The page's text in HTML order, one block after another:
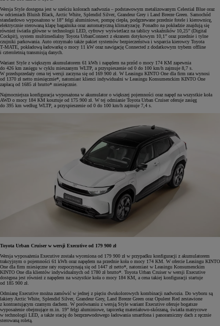
Wersja Style dostępna jest w sześciu kolorach nadwozia – podstawowym metalizowanym Celestial Blue oraz
w odcieniach Bluish Black, Arctic White, Splendid Silver, Grandeur Grey i Land Breeze Green. Samochód
standardowo wyposażono w 18” felgi aluminiowe, pompę ciepła, podgrzewane przednie fotele i kierownicę,
elektrycznie sterowaną klapę bagażnika oraz automatyczną klimatyzację. Ponadto na pokładzie znajdują się
również światła główne w technologii LED, cyfrowy wyświetlacz na tablicy wskaźników 10,25” (Digital
Cockpit), system multimedialny Toyota UrbanConnect z ekranem dotykowym 10,1” oraz przednie i tylne
czujniki parkowania. Auto otrzymało także pakiet systemów bezpieczeństwa i wsparcia kierowcy Toyota
T‑MATE, pokładową ładowarkę o mocy 11 kW oraz nawigację Connected z dodatkowym trybem offline
i czteroletnią transmisją danych.
Wariant Style z większym akumulatorem 61 kWh i napędem na przód o mocy 174 KM zapewnia
do 426 km zasięgu w cyklu mieszanym WLTP, a przyspieszenie od 0 do 100 km/h zajmuje 8,7 s.
W przedsprzedaży cena tej wersji zaczyna się od 169 900 zł. W Leasingu KINTO One dla firm rata wynosi
od 1370 zł netto miesięcznie*, natomiast klienci indywidualni w Leasingu Konsumenckim KINTO One
zapłacą od 1685 zł brutto* miesięcznie.
Najmocniejsza konfiguracja wyposażona w akumulator o większej pojemności oraz napęd na wszystkie koła
AWD o mocy 184 KM kosztuje od 175 900 zł. W tej odmianie Toyota Urban Cruiser oferuje zasięg
do 395 km według WLTP, a przyspieszenie od 0 do 100 km/h zajmuje 7,4 s.
Toyota Urban Cruiser w wersji Executive od 179 900 zł
Wersja wyposażenia Executive została wyceniona od 179 900 zł w przypadku konfiguracji z akumulatorem
trakcyjnym o pojemności 61 kWh oraz napędem na przednie koła o mocy 174 KM. W ofercie Leasingu KINTO
One dla firm miesięczne raty rozpoczynają się od 1447 zł netto*, natomiast w Leasingu Konsumenckim
KINTO One dla klientów indywidualnych od 1780 zł brutto*. Toyota Urban Cruiser w wersji Executive
dostępna jest również z napędem na wszystkie koła o mocy 184 KM, a cena takiej konfiguracji startuje
od 185 900 zł.
Odmianę Executive można zamówić w jednej z pięciu dwukolorowych kombinacji nadwozia. Do wyboru są
lakiery Arctic White, Splendid Silver, Grandeur Grey, Land Breeze Green oraz Opulent Red zestawione
z kontrastującym czarnym dachem. W porównaniu z wersją Style wariant Executive oferuje bogatsze
wyposażenie obejmujące m.in. 19” felgi aluminiowe, tapicerkę materiałowo-skórzaną, światła matrycowe
w technologii LED, a także stację do bezprzewodowego ładowania smartfona i panoramiczny dach z ręcznie
sterowaną roletą.